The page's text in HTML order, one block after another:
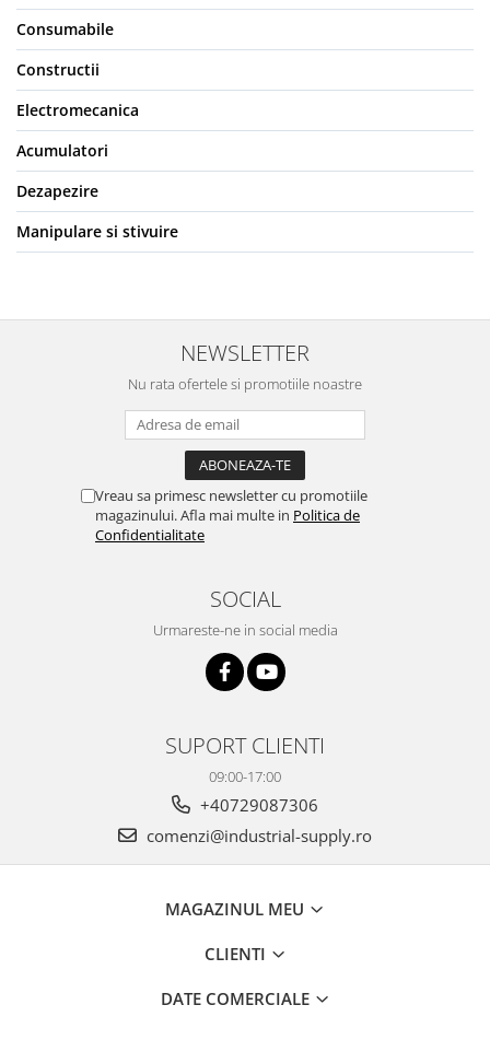
Consumabile
Constructii
Electromecanica
Acumulatori
Dezapezire
Manipulare si stivuire
NEWSLETTER
Nu rata ofertele si promotiile noastre
Vreau sa primesc newsletter cu promotiile
magazinului. Afla mai multe in Politica de
Confidentialitate
SOCIAL
Urmareste-ne in social media
SUPORT CLIENTI
09:00-17:00
+40729087306
comenzi@industrial-supply.ro
MAGAZINUL MEU
CLIENTI
DATE COMERCIALE